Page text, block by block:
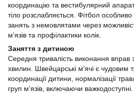
координацію та вестибулярний
тіло розслабляється. Фітбол
занять з немовлятами через
м'язів та профілактики колік.
Заняття з дитиною
Середня тривалість виконання
хвилин. Швейцарські м’ячі є чудовим
координації дитини, нормалізації
груп м’язів, включаючи